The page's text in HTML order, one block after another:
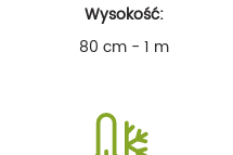
Wysokość:
80 cm - 1 m